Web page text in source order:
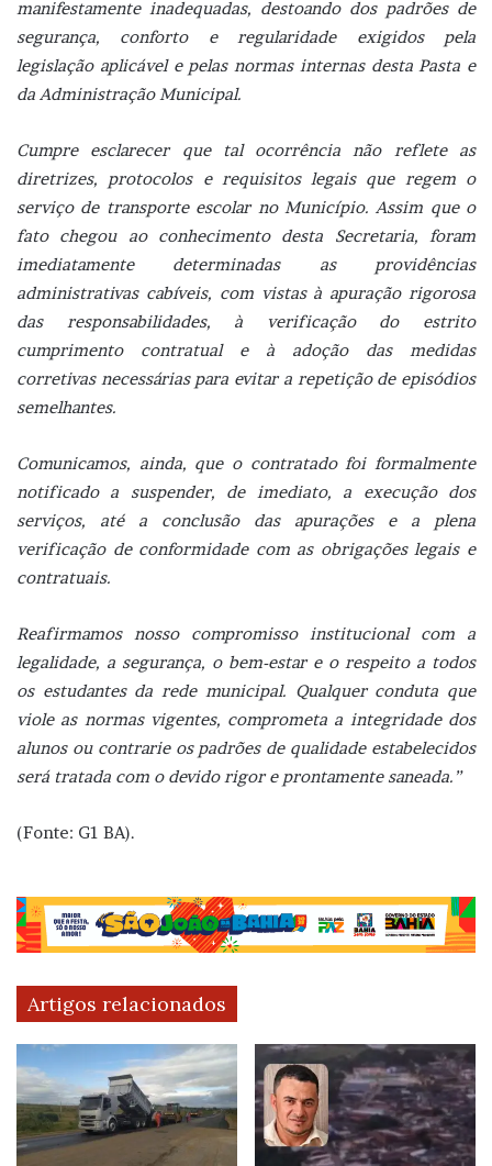
manifestamente inadequadas, destoando dos padrões de
segurança, conforto e regularidade exigidos pela
legislação aplicável e pelas normas internas desta Pasta e
da Administração Municipal.
Cumpre esclarecer que tal ocorrência não reflete as
diretrizes, protocolos e requisitos legais que regem o
serviço de transporte escolar no Município. Assim que o
fato chegou ao conhecimento desta Secretaria, foram
imediatamente determinadas as providências
administrativas cabíveis, com vistas à apuração rigorosa
das responsabilidades, à verificação do estrito
cumprimento contratual e à adoção das medidas
corretivas necessárias para evitar a repetição de episódios
semelhantes.
Comunicamos, ainda, que o contratado foi formalmente
notificado a suspender, de imediato, a execução dos
serviços, até a conclusão das apurações e a plena
verificação de conformidade com as obrigações legais e
contratuais.
Reafirmamos nosso compromisso institucional com a
legalidade, a segurança, o bem-estar e o respeito a todos
os estudantes da rede municipal. Qualquer conduta que
viole as normas vigentes, comprometa a integridade dos
alunos ou contrarie os padrões de qualidade estabelecidos
será tratada com o devido rigor e prontamente saneada.”
(Fonte: G1 BA).
Artigos relacionados